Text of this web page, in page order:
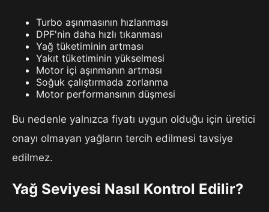
Turbo aşınmasının hızlanması
DPF'nin daha hızlı tıkanması
Yağ tüketiminin artması
Yakıt tüketiminin yükselmesi
Motor içi aşınmanın artması
Soğuk çalıştırmada zorlanma
Motor performansının düşmesi
Bu nedenle yalnızca fiyatı uygun olduğu için üretici
onayı olmayan yağların tercih edilmesi tavsiye
edilmez.
Yağ Seviyesi Nasıl Kontrol Edilir?